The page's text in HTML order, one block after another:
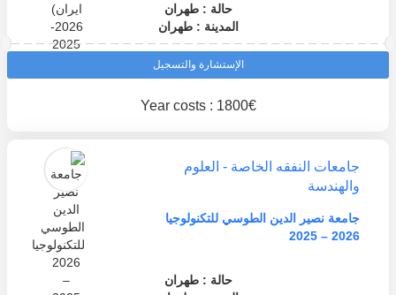
حالة : طهران
المدينة : طهران
الإستشارة والتسجيل
Year costs : 1800€
جامعات النفقه الخاصة - العلوم
والهندسة
جامعة نصير الدين الطوسي للتكنولوجيا
2026 – 2025
حالة : طهران